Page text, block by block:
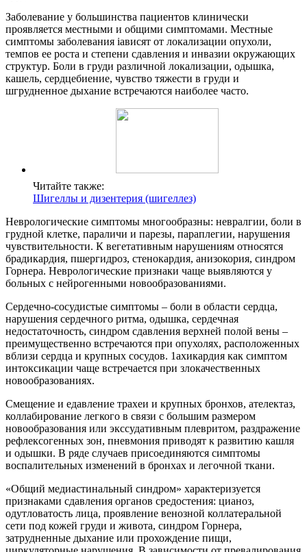
Заболевание у большинства пациентов клинически
проявляется местными и общими симптомами. Местные
симптомы заболевания iaвисят от локализации опухоли,
темпов ее роста и степени сдавления и инвазии окружающих
структур. Боли в груди различной локализации, одышка,
кашель, сердцебиение, чувство тяжести в груди и
шгрудненное дыхание встречаются наиболее часто.
Читайте также:
Шигеллы и дизентерия (шигеллез)
Неврологические симптомы многообразны: невралгии, боли в
грудной клетке, параличи и парезы, параплегии, нарушения
чувствительности. К вегетативным нарушениям относятся
брадикардия, пшергидроз, стенокардия, анизокория, синдром
Горнера. Неврологические признаки чаще выявляются у
больных с нейрогенными новообразованиями.
Сердечно-сосудистые симптомы – боли в области сердца,
нарушения сердечного ритма, одышка, сердечная
недостаточность, синдром сдавления верхней полой вены –
преимущественно встречаются при опухолях, расположенных
вблизи сердца и крупных сосудов. 1ахикардия как симптом
интоксикации чаще встречается при злокачественных
новообразованиях.
Смещение и едавление трахеи и крупных бронхов, ателектаз,
коллабирование легкого в связи с большим размером
новообразования или экссудативным плевритом, раздражение
рефлексогенных зон, пневмония приводят к развитию кашля
и одышки. В ряде случаев присоединяются симптомы
воспалительных изменений в бронхах и легочной ткани.
«Общий медиастинальный синдром» характеризуется
признаками сдавления органов средостения: цианоз,
одутловатость лица, проявление венозной коллатеральной
сети под кожей груди и живота, синдром Горнера,
затрудненные дыхание или прохождение пищи,